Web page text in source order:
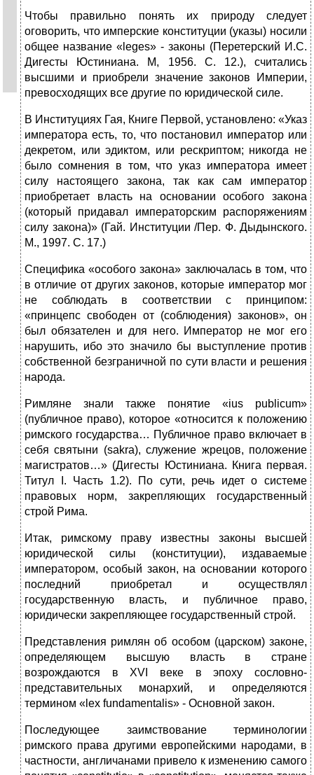
Чтобы правильно понять их природу следует
оговорить, что имперские конституции (указы) носили
общее название «leges» - законы (Перетерский И.С.
Дигесты Юстиниана. М, 1956. С. 12.), считались
высшими и приобрели значение законов Империи,
превосходящих все другие по юридической силе.
В Институциях Гая, Книге Первой, установлено: «Указ
императора есть, то, что постановил император или
декретом, или эдиктом, или рескриптом; никогда не
было сомнения в том, что указ императора имеет
силу настоящего закона, так как сам император
приобретает власть на основании особого закона
(который придавал императорским распоряжениям
силу закона)» (Гай. Институции /Пер. Ф. Дыдынского.
М., 1997. С. 17.)
Специфика «особого закона» заключалась в том, что
в отличие от других законов, которые император мог
не соблюдать в соответствии с принципом:
«принцепс свободен от (соблюдения) законов», он
был обязателен и для него. Император не мог его
нарушить, ибо это значило бы выступление против
собственной безграничной по сути власти и решения
народа.
Римляне знали также понятие «ius publicum»
(публичное право), которое «относится к положению
римского государства… Публичное право включает в
себя святыни (sakra), служение жрецов, положение
магистратов…» (Дигесты Юстиниана. Книга первая.
Титул I. Часть 1.2). По сути, речь идет о системе
правовых норм, закрепляющих государственный
строй Рима.
Итак, римскому праву известны законы высшей
юридической силы (конституции), издаваемые
императором, особый закон, на основании которого
последний приобретал и осуществлял
государственную власть, и публичное право,
юридически закрепляющее государственный строй.
Представления римлян об особом (царском) законе,
определяющем высшую власть в стране
возрождаются в XVI веке в эпоху сословно-
представительных монархий, и определяются
термином «lex fundamentalis» - Основной закон.
Последующее заимствование терминологии
римского права другими европейскими народами, в
частности, англичанами привело к изменению самого